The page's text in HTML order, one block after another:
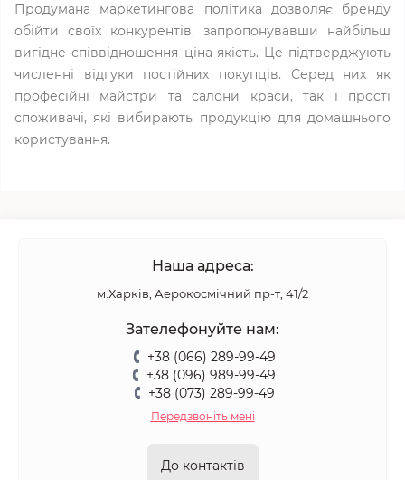
Продумана маркетингова політика дозволяє бренду
обійти своїх конкурентів, запропонувавши найбільш
вигідне співвідношення ціна-якість. Це підтверджують
численні відгуки постійних покупців. Серед них як
професійні майстри та салони краси, так і прості
споживачі, які вибирають продукцію для домашнього
користування.
Наша адреса:
м.Харків, Аерокосмічний пр-т, 41/2
Зателефонуйте нам:
+38 (066) 289-99-49
+38 (096) 989-99-49
+38 (073) 289-99-49
Передзвоніть мені
До контактів